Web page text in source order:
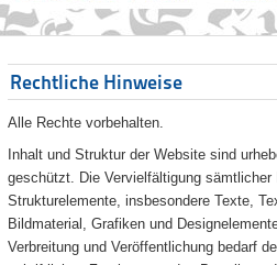
Rechtliche Hinweise
Alle Rechte vorbehalten.
Inhalt und Struktur der Website sind
geschützt. Die Vervielfältigung sämtlicher
Strukturelemente, insbesondere Texte,
Bildmaterial, Grafiken und
Verbreitung und Veröffentlichung bedarf